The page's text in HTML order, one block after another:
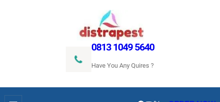
0813 1049 5640
Have You Any Quires ?